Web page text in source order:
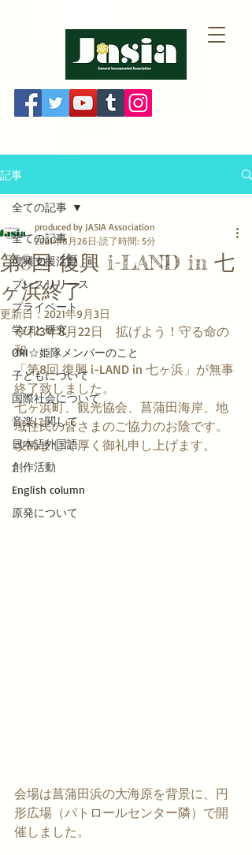
記事
全ての記事
復興支援活動
プレスリリース
プライベート
学びと研究
ORI☆姫隊メンバーのこと
子どもについて
国際社会について
音楽に関して
日本語外国語
創作活動
English column
原発について
全ての記事
第8回 復興 i-LAND in 七
ヶ浜終了
produced by JASIA Association
2021年8月26日 読了時間: 5分
更新日： 2021年9月3日
令和3年8月22日　拡げよう！守る命の
和
「第8回 復興 i-LAND in 七ヶ浜」が無事
終了致しました。
七ヶ浜町、観光協会、菖蒲田海岸、地
域住民の皆さまのご協力のお陰です。
改めまして厚く御礼申し上げます。
会場は菖蒲田浜の大海原を背景に、円
形広場（パトロールセンター隣）で開
催しました。